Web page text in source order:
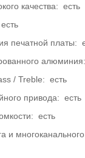
качества: есть
печатной платы:
/ Treble: есть
привода: есть
есть
и